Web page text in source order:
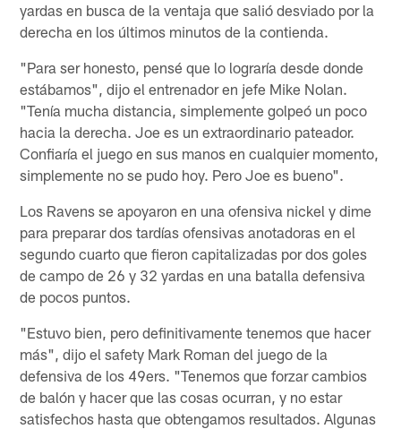
yardas en busca de la ventaja que salió desviado por la
derecha en los últimos minutos de la contienda.
"Para ser honesto, pensé que lo lograría desde donde
estábamos", dijo el entrenador en jefe Mike Nolan.
"Tenía mucha distancia, simplemente golpeó un poco
hacia la derecha. Joe es un extraordinario pateador.
Confiaría el juego en sus manos en cualquier momento,
simplemente no se pudo hoy. Pero Joe es bueno".
Los Ravens se apoyaron en una ofensiva nickel y dime
para preparar dos tardías ofensivas anotadoras en el
segundo cuarto que fieron capitalizadas por dos goles
de campo de 26 y 32 yardas en una batalla defensiva
de pocos puntos.
"Estuvo bien, pero definitivamente tenemos que hacer
más", dijo el safety Mark Roman del juego de la
defensiva de los 49ers. "Tenemos que forzar cambios
de balón y hacer que las cosas ocurran, y no estar
satisfechos hasta que obtengamos resultados. Algunas